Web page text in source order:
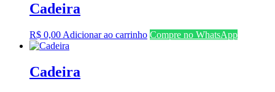
Cadeira
R$ 0,00 Adicionar ao carrinho Compre no WhatsApp
Cadeira